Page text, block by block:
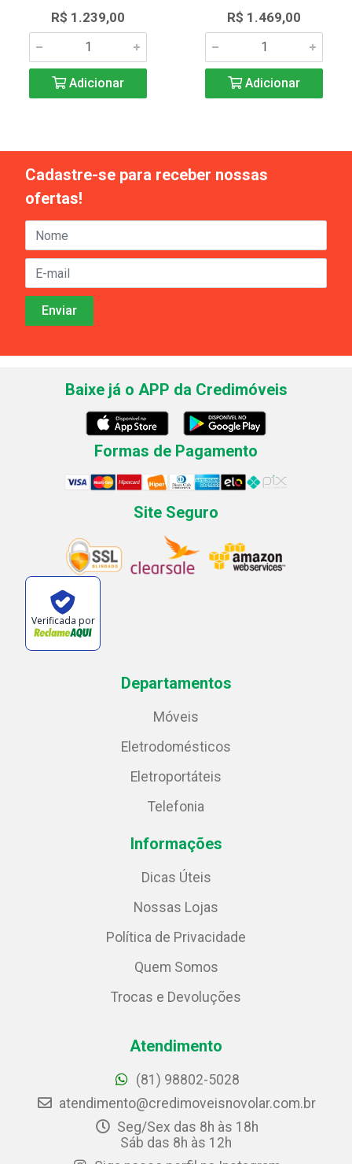
R$ 1.239,00
Adicionar
R$ 1.469,00
Adicionar
Cadastre-se para receber nossas
ofertas!
Baixe já o APP da Credimóveis
Formas de Pagamento
Site Seguro
Verificada por
Departamentos
Móveis
Eletrodomésticos
Eletroportáteis
Telefonia
Informações
Dicas Úteis
Nossas Lojas
Política de Privacidade
Quem Somos
Trocas e Devoluções
Atendimento
(81) 98802-5028
atendimento@credimoveisnovolar.com.br
Seg/Sex das 8h às 18h
Sáb das 8h às 12h